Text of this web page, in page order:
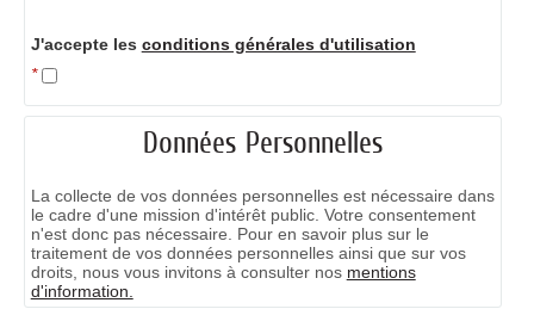
J'accepte les conditions générales d'utilisation
*
Données Personnelles
La collecte de vos données personnelles est nécessaire dans
le cadre d'une mission d'intérêt public. Votre consentement
n'est donc pas nécessaire. Pour en savoir plus sur le
traitement de vos données personnelles ainsi que sur vos
droits, nous vous invitons à consulter nos mentions
d'information.